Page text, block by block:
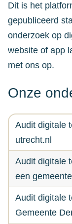
Dit is het
gepubliceerd
onderzoek op
website of app
met ons op.
Onze
Audit digitale
utrecht.nl
Audit digitale
een
Audit digitale
Gemeente